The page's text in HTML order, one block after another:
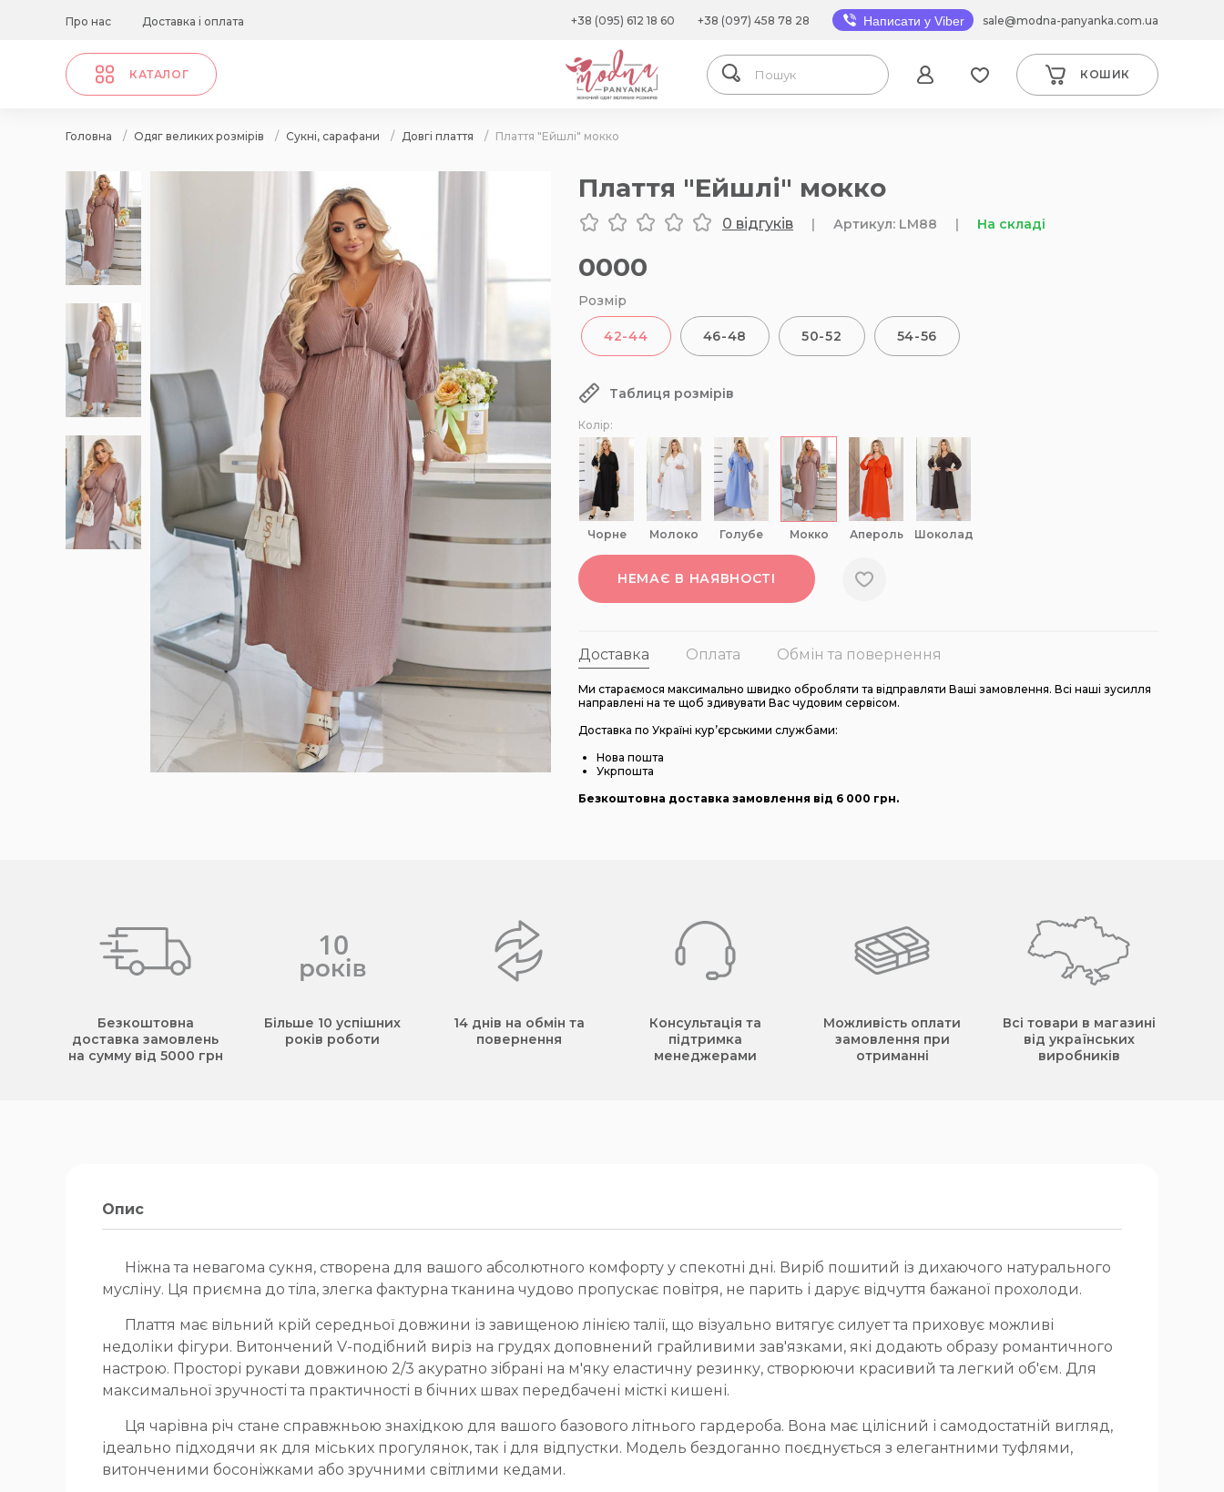
Про нас Доставка і оплата +38 (095) 612 18 60 +38 (097) 458 78 28 Написати у Viber sale@modna-panyanka.com.ua
КАТАЛОГ КОШИК
Головна / Одяг великих розмірів / Сукні, сарафани / Довгі плаття / Плаття "Ейшлі" мокко
Плаття "Ейшлі" мокко
0 відгуків | Артикул: LM88 | На складі
0000
Розмір
42-44 46-48 50-52 54-56
Таблиця розмірів
Колір:
чорне молоко голубе мокко апероль шоколад
НЕМАЄ В НАЯВНОСТІ
Доставка Оплата Обмін та повернення
Ми стараємося максимально швидко обробляти та відправляти Ваші замовлення. Всі наші зусилля
направлені на те щоб здивувати Вас чудовим сервісом.
Доставка по Україні кур’єрськими службами:
Нова пошта
Укрпошта
Безкоштовна доставка замовлення від 6 000 грн.
Безкоштовна
доставка замовлень
на сумму від 5000 грн
Більше 10 успішних
років роботи
14 днів на обмін та
повернення
Консультація та
підтримка
менеджерами
Можливість оплати
замовлення при
отриманні
Всі товари в магазині
від українських
виробників
Опис
Ніжна та невагома сукня, створена для вашого абсолютного комфорту у спекотні дні. Виріб пошитий із дихаючого натурального
мусліну. Ця приємна до тіла, злегка фактурна тканина чудово пропускає повітря, не парить і дарує відчуття бажаної прохолоди.
Плаття має вільний крій середньої довжини із завищеною лінією талії, що візуально витягує силует та приховує можливі
недоліки фігури. Витончений V-подібний виріз на грудях доповнений грайливими зав'язками, які додають образу романтичного
настрою. Просторі рукави довжиною 2/3 акуратно зібрані на м'яку еластичну резинку, створюючи красивий та легкий об'єм. Для
максимальної зручності та практичності в бічних швах передбачені місткі кишені.
Ця чарівна річ стане справжньою знахідкою для вашого базового літнього гардероба. Вона має цілісний і самодостатній вигляд,
ідеально підходячи як для міських прогулянок, так і для відпустки. Модель бездоганно поєднується з елегантними туфлями,
витонченими босоніжками або зручними світлими кедами.